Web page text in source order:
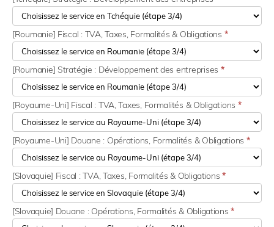
[Roumanie] Fiscal : TVA, Taxes, Formalités & Obligations *
[Roumanie] Stratégie : Développement des entreprises *
[Royaume-Uni] Fiscal : TVA, Taxes, Formalités & Obligations *
[Royaume-Uni] Douane : Opérations, Formalités & Obligations *
[Slovaquie] Fiscal : TVA, Taxes, Formalités & Obligations*
[Slovaquie] Douane : Opérations, Formalités & Obligations*